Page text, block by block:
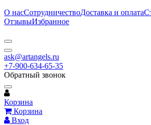
О насСотрудничествоДоставка и оплата
ОтзывыИзбранное
ask@artangels.ru
+7-900-634-65-35
Обратный звонок
Корзина
Корзина
Вход